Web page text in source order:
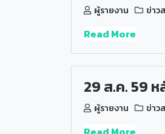
ผู้รายงาน ข่าว
Read More
29 ส.ค. 59
ผู้รายงาน ข่าว